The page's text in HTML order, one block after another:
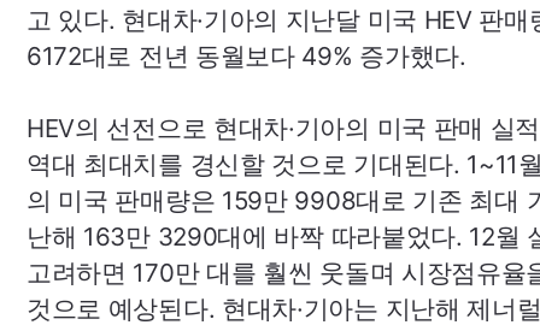
고 있다. 현대차·기아의 지난달 미국 HEV판매
6172대로 전년 동월보다 49% 증가했다.
HEV의 선전으로 현대차·기아의 미국 판매 실
역대 최대치를 경신할 것으로 기대된다. 1~11
의 미국 판매량은 159만 9908대로 기존 최대
난해 163만 3290대에 바짝 따라붙었다. 12월
고려하면 170만 대를 훨씬 웃돌며 시장점유율
것으로 예상된다. 현대차·기아는 지난해 제너